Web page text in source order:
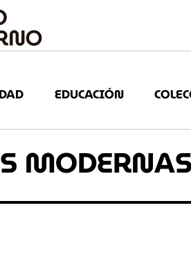
EDUCACIÓN
MODERNAS